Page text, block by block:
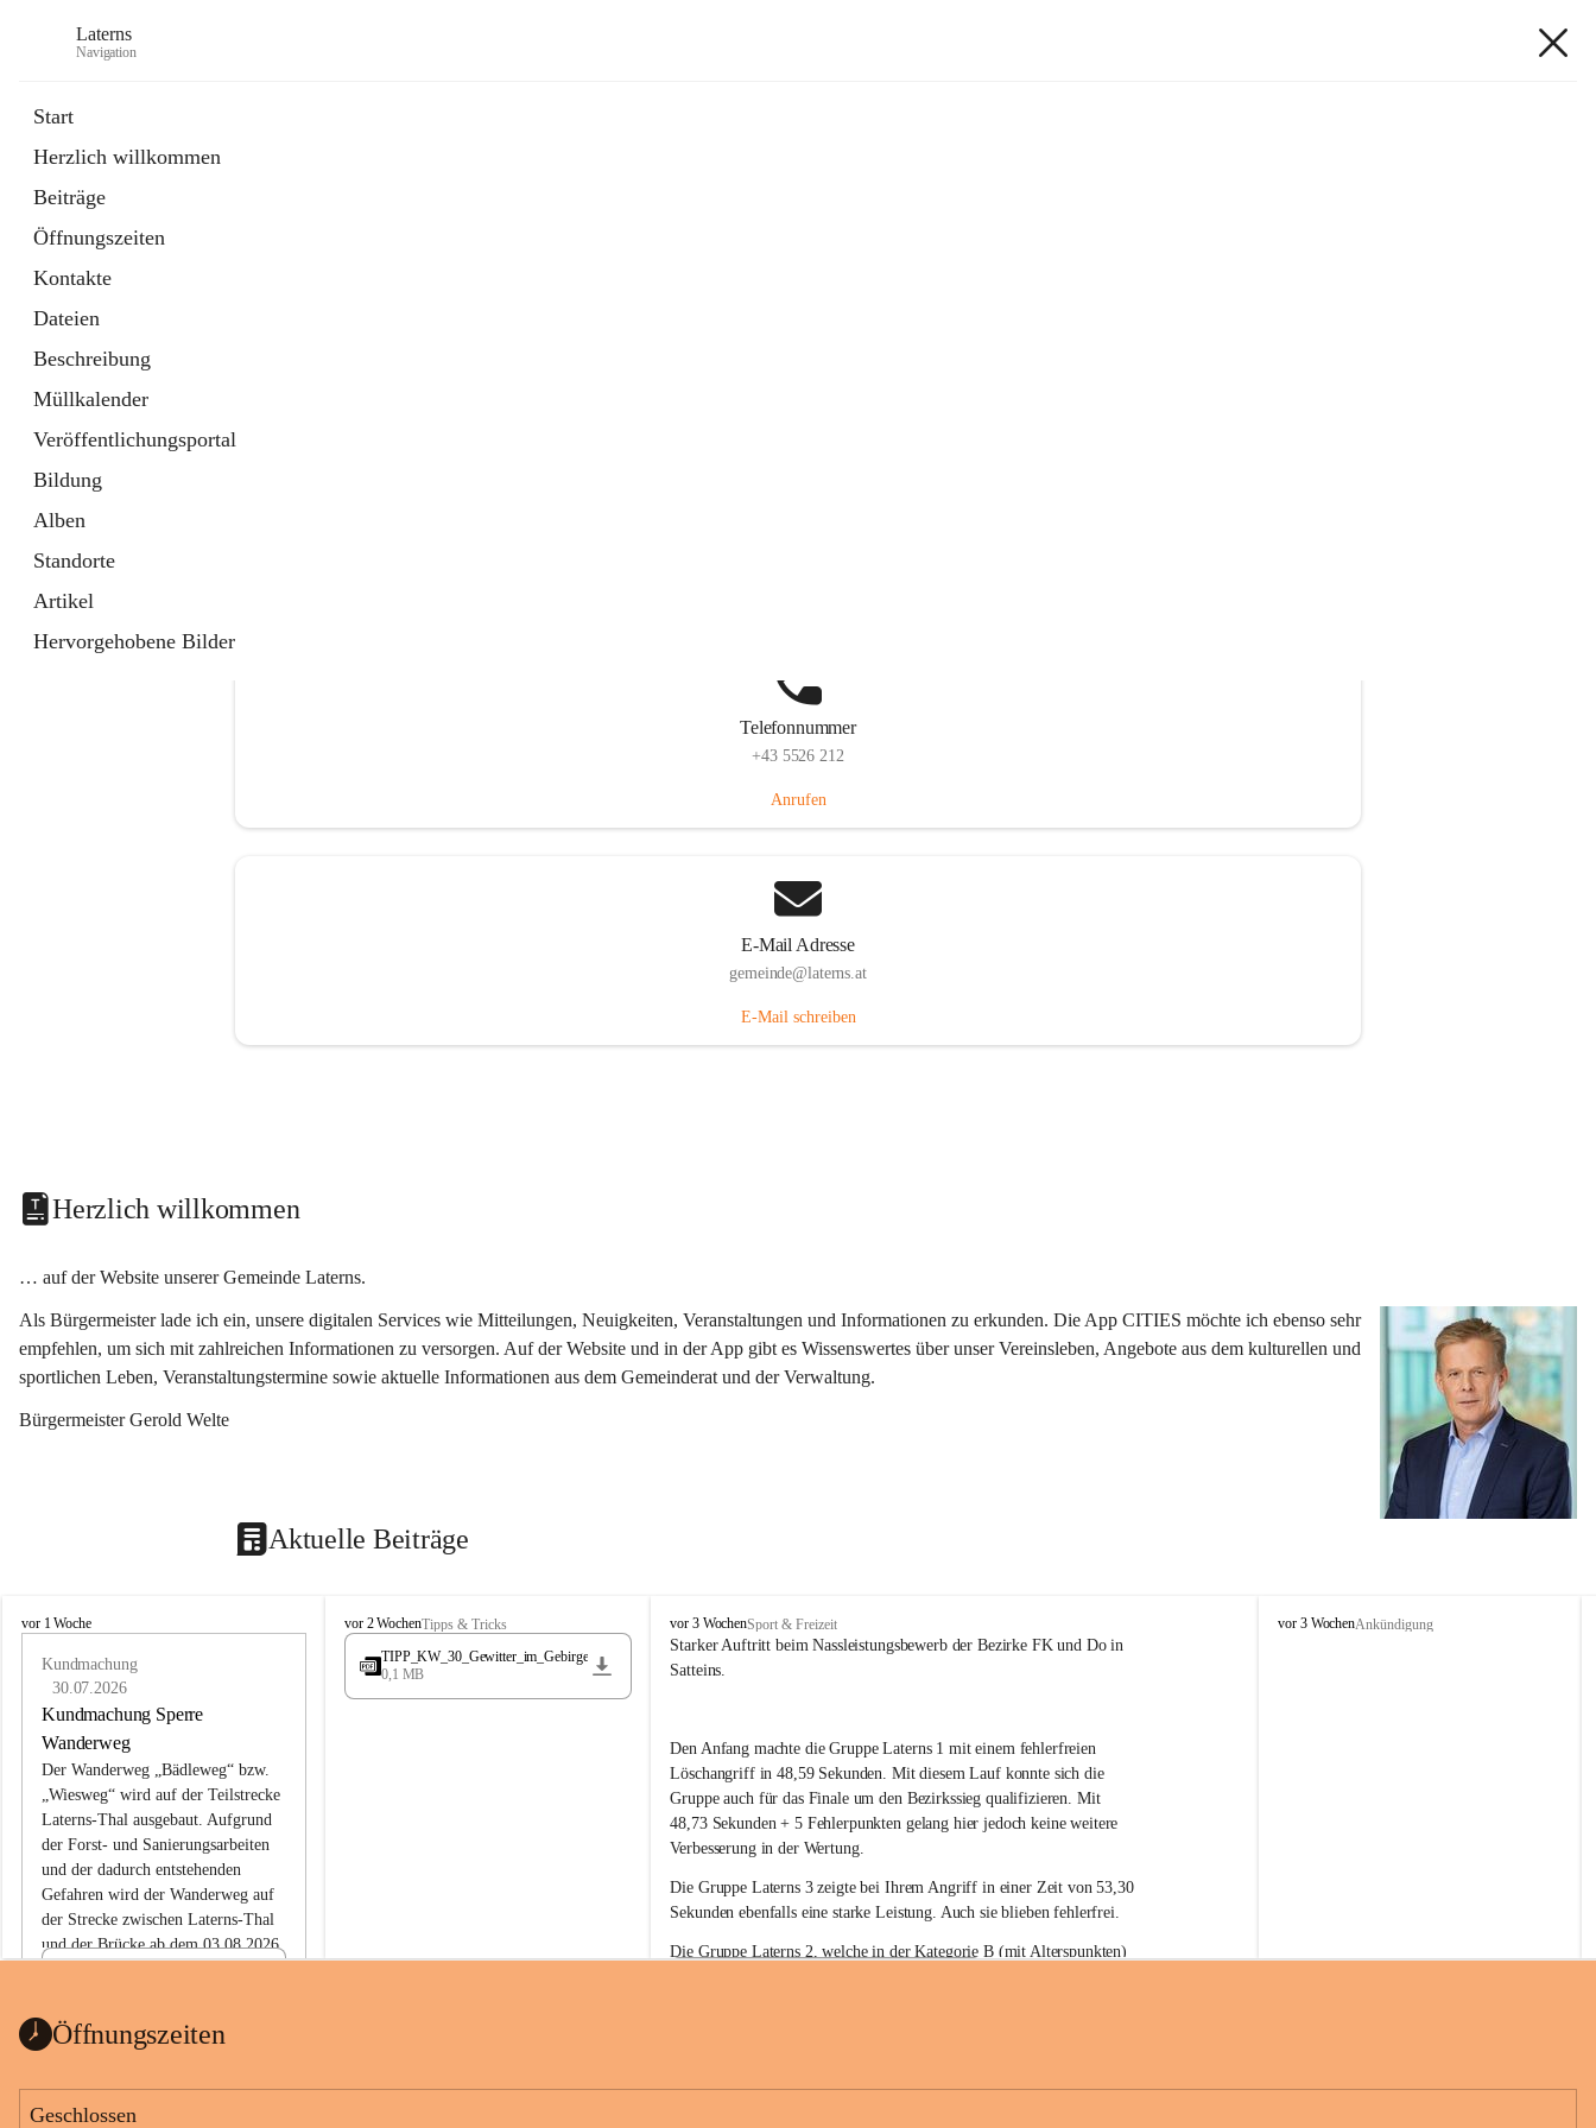
Laterns
Navigation
Start
Herzlich willkommen
Beiträge
Öffnungszeiten
Kontakte
Dateien
Beschreibung
Müllkalender
Veröffentlichungsportal
Bildung
Alben
Standorte
Artikel
Hervorgehobene Bilder
Telefonnummer
+43 5526 212
Anrufen
E-Mail Adresse
gemeinde@laterns.at
E-Mail schreiben
Herzlich willkommen
… auf der Website unserer Gemeinde Laterns.
Als Bürgermeister lade ich ein, unsere digitalen Services wie Mitteilungen, Neuigkeiten, Veranstaltungen und Informationen zu erkunden. Die App CITIES möchte ich ebenso sehr
empfehlen, um sich mit zahlreichen Informationen zu versorgen. Auf der Website und in der App gibt es Wissenswertes über unser Vereinsleben, Angebote aus dem kulturellen und
sportlichen Leben, Veranstaltungstermine sowie aktuelle Informationen aus dem Gemeinderat und der Verwaltung.
Bürgermeister Gerold Welte
Aktuelle Beiträge
L
vor 1 Woche
Kundmachung
30.07.2026
Kundmachung Sperre
Wanderweg
Der Wanderweg „Bädleweg“ bzw.
„Wiesweg“ wird auf der Teilstrecke
Laterns-Thal ausgebaut. Aufgrund
der Forst- und Sanierungsarbeiten
und der dadurch entstehenden
Gefahren wird der Wanderweg auf
der Strecke zwischen Laterns-Thal
und der Brücke ab dem 03.08.2026
ht
1 Seite•0,1 MB
L
a
e
vor 2 WochenTipps & Tricks
TIPP_KW_30_Gewitter_im_Gebirge
0,1 MB
F
r
e
l
l
i
g
e
F
e
u
e
r
w
t
vor 3 WochenSport & Freizeit
Starker Auftritt beim Nassleistungsbewerb der Bezirke FK und Do in
Satteins.
Den Anfang machte die Gruppe Laterns 1 mit einem fehlerfreien
Löschangriff in 48,59 Sekunden. Mit diesem Lauf konnte sich die
Gruppe auch für das Finale um den Bezirkssieg qualifizieren. Mit
48,73 Sekunden + 5 Fehlerpunkten gelang hier jedoch keine weitere
Verbesserung in der Wertung.
Die Gruppe Laterns 3 zeigte bei Ihrem Angriff in einer Zeit von 53,30
Sekunden ebenfalls eine starke Leistung. Auch sie blieben fehlerfrei.
Die Gruppe Laterns 2, welche in der Kategorie B (mit Alterspunkten)
L
vor 3 WochenAnkündigung
Öffnungszeiten
Geschlossen